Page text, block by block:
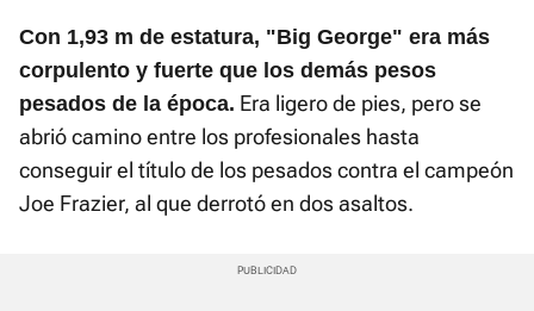
Con 1,93 m de estatura, "Big George" era más
corpulento y fuerte que los demás pesos
pesados de la época. Era ligero de pies, pero se
abrió camino entre los profesionales hasta
conseguir el título de los pesados contra el campeón
Joe Frazier, al que derrotó en dos asaltos.